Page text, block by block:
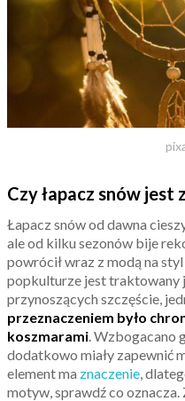
Czy łapacz snów jest
Łapacz snów od dawna
ale od kilku sezonów bije
powrócił wraz z modą na
popkulturze jest traktowany
przynoszących szczęście,
przeznaczeniem było
koszmarami. Wzbogacano
dodatkowo miały zapewnić
element ma znaczenie,
motyw, sprawdź co